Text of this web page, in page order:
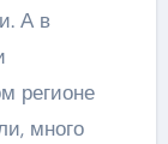
А в
регионе
много